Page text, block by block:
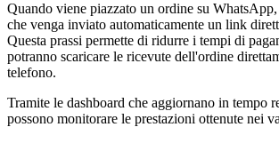
Quando viene piazzato un ordine su
che venga inviato automaticamente un link
Questa prassi permette di ridurre i tempi di
potranno scaricare le ricevute dell'ordine
telefono.
Tramite le dashboard che aggiornano in tempo
possono monitorare le prestazioni ottenute nei